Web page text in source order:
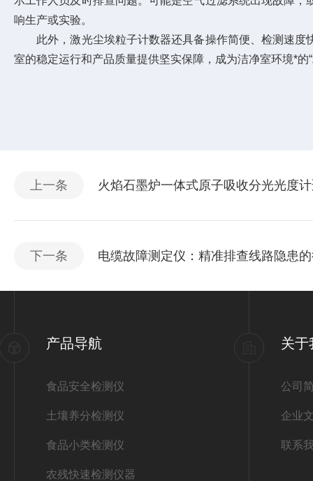
响生产或实验。
此外，激光尘埃粒子计数器还具备操作简便、检测速度
室的稳定运行和产品质量提供坚实保障，成为洁净室环境*的
上一条 火焰石墨炉一体式原子吸收分光光度
下一条 电缆故障测定仪：精准排查线路隐患
产品导航
食品安全检测仪
土壤养分检测仪
食品小类检测仪
农残快速检测仪器
关于
公司
企业
联系